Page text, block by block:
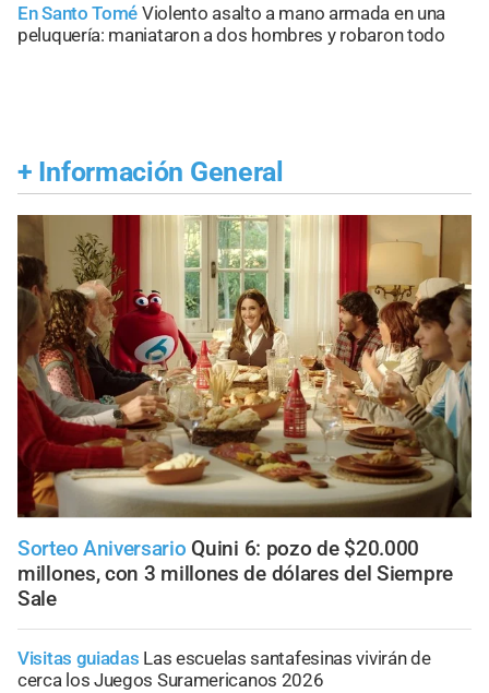
En Santo Tomé Violento asalto a mano armada en una
peluquería: maniataron a dos hombres y robaron todo
+ Información General
Sorteo Aniversario Quini 6: pozo de $20.000
millones, con 3 millones de dólares del Siempre
Sale
Visitas guiadas Las escuelas santafesinas vivirán de
cerca los Juegos Suramericanos 2026